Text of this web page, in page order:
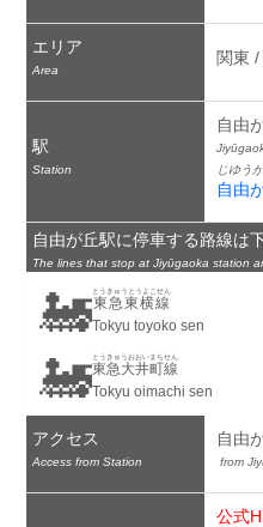
エリア
Area
関東
駅
Station
自由
じゆう
自由
自由が丘駅に停車する路線は
The lines that stop at Jiyūgaoka station
🚂東急東横線
とうきゅうとうよこせん
Tokyu toyoko sen
🚂東急大井町線
とうきゅうおおいまちせん
Tokyu oimachi sen
アクセス
Access from Station
自由
from
公式